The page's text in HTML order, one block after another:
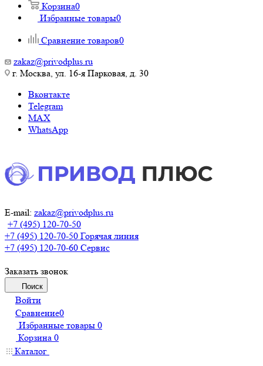
Корзина0
Избранные товары0
Сравнение товаров0
zakaz@privodplus.ru
г. Москва, ул. 16-я Парковая, д. 30
Вконтакте
Telegram
MAX
WhatsApp
E-mail: zakaz@privodplus.ru
+7 (495) 120-70-50
+7 (495) 120-70-50 Горячая линия
+7 (495) 120-70-60 Сервис
Заказать звонок
Поиск
Войти
Сравнение0
Избранные товары 0
Корзина 0
Каталог